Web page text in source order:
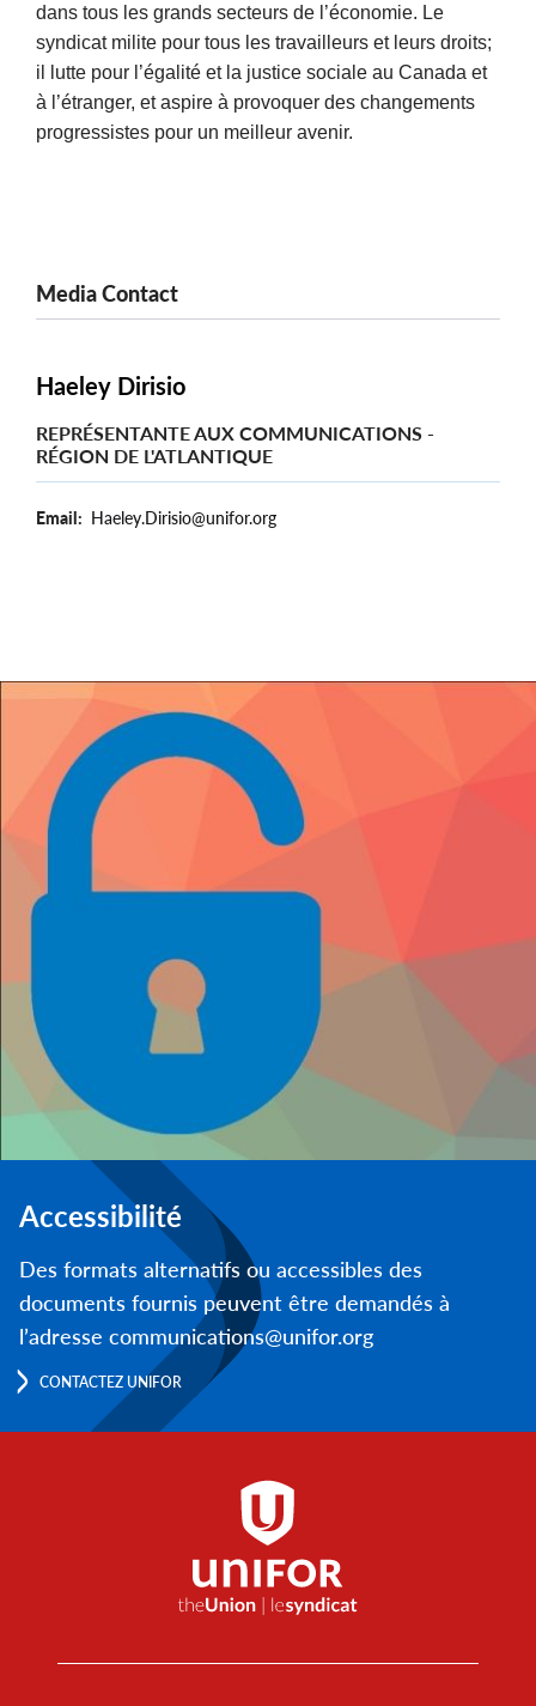
dans tous les grands secteurs de l’économie. Le
syndicat milite pour tous les travailleurs et leurs droits;
il lutte pour l’égalité et la justice sociale au Canada et
à l’étranger, et aspire à provoquer des changements
progressistes pour un meilleur avenir.
Media Contact
Haeley Dirisio
REPRÉSENTANTE AUX COMMUNICATIONS -
RÉGION DE L'ATLANTIQUE
Email Haeley.Dirisio@unifor.org
Accessibilité
Des formats alternatifs ou accessibles des
documents fournis peuvent être demandés à
l’adresse communications@unifor.org
CONTACTEZ UNIFOR